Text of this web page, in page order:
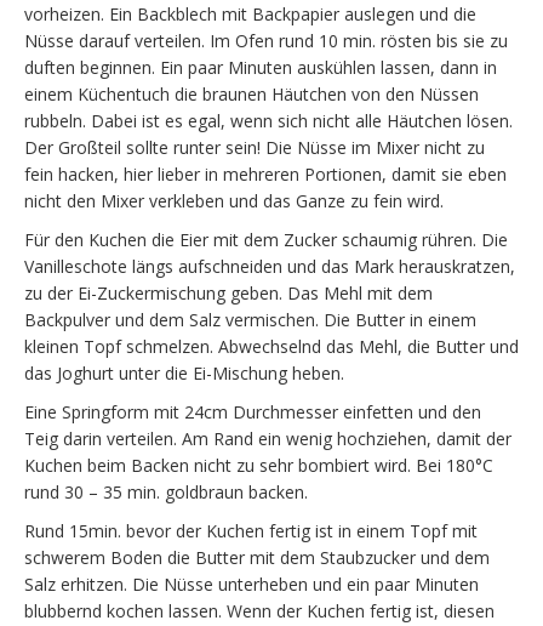
vorheizen. Ein Backblech mit Backpapier auslegen und die
Nüsse darauf verteilen. Im Ofen rund 10 min. rösten bis sie zu
duften beginnen. Ein paar Minuten auskühlen lassen, dann in
einem Küchentuch die braunen Häutchen von den Nüssen
rubbeln. Dabei ist es egal, wenn sich nicht alle Häutchen lösen.
Der Großteil sollte runter sein! Die Nüsse im Mixer nicht zu
fein hacken, hier lieber in mehreren Portionen, damit sie eben
nicht den Mixer verkleben und das Ganze zu fein wird.
Für den Kuchen die Eier mit dem Zucker schaumig rühren. Die
Vanilleschote längs aufschneiden und das Mark herauskratzen,
zu der Ei-Zuckermischung geben. Das Mehl mit dem
Backpulver und dem Salz vermischen. Die Butter in einem
kleinen Topf schmelzen. Abwechselnd das Mehl, die Butter und
das Joghurt unter die Ei-Mischung heben.
Eine Springform mit 24cm Durchmesser einfetten und den
Teig darin verteilen. Am Rand ein wenig hochziehen, damit der
Kuchen beim Backen nicht zu sehr bombiert wird. Bei 180°C
rund 30 – 35 min. goldbraun backen.
Rund 15min. bevor der Kuchen fertig ist in einem Topf mit
schwerem Boden die Butter mit dem Staubzucker und dem
Salz erhitzen. Die Nüsse unterheben und ein paar Minuten
blubbernd kochen lassen. Wenn der Kuchen fertig ist, diesen